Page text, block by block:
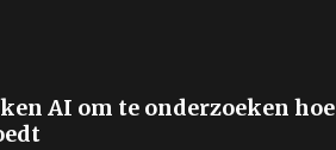
AI om te onderzoeken